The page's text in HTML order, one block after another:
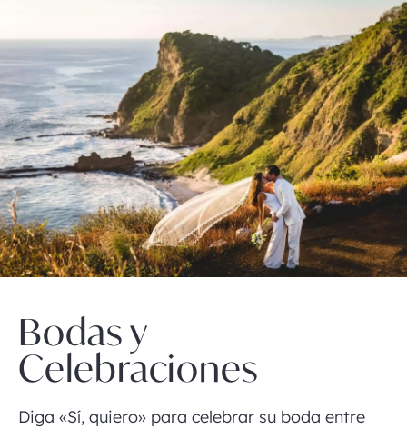
Bodas y
Celebraciones
Diga «Sí, quiero» para celebrar su boda entre